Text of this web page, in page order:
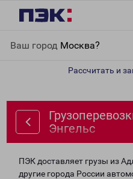
Ваш город Москва?
Рассчитать и
Энгельс
ПЭК доставляет грузы из
другие города России